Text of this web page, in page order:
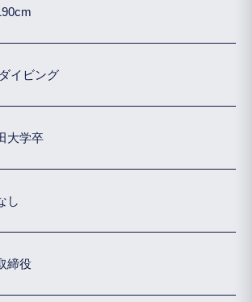
イビング
大学卒
し
締役